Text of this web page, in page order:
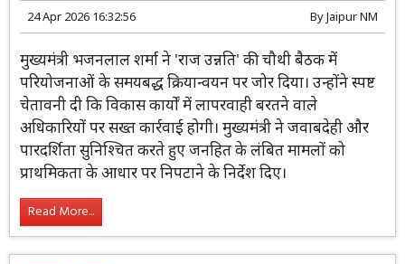
24 Apr 2026 16:32:56 ByJaipur NM
मुख्यमंत्री भजनलाल शर्मा ने 'राज उन्नति' की चौथी बैठक में
परियोजनाओं के समयबद्ध क्रियान्वयन पर जोर दिया। उन्होंने स्पष्ट
चेतावनी दी कि विकास कार्यों में लापरवाही बरतने वाले
अधिकारियों पर सख्त कार्रवाई होगी। मुख्यमंत्री ने जवाबदेही और
पारदर्शिता सुनिश्चित करते हुए जनहित के लंबित मामलों को
प्राथमिकता के आधार पर निपटाने के निर्देश दिए।
Read More...